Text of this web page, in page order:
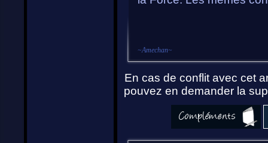
~Amechan~
En cas de conflit avec cet
pouvez en demander la